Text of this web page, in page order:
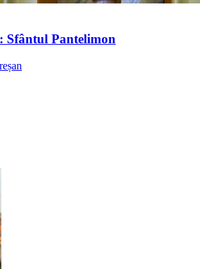
Sfântul Pantelimon